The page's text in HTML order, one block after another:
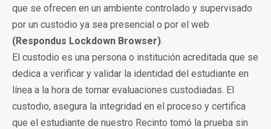
que se ofrecen en un ambiente controlado y supervisado
por un custodio ya sea presencial o por el web
(Respondus Lockdown Browser).
El custodio es una persona o institución acreditada que se
dedica a verificar y validar la identidad del estudiante en
línea a la hora de tomar evaluaciones custodiadas. El
custodio, asegura la integridad en el proceso y certifica
que el estudiante de nuestro Recinto tomó la prueba sin